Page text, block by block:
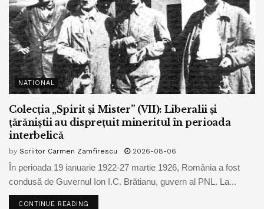
NATIONAL
Colecția „Spirit și Mister” (VII): Liberalii și
țărăniștii au disprețuit mineritul în perioada
interbelică
by Scriitor Carmen Zamfirescu 2026-08-06
În perioada 19 ianuarie 1922-27 martie 1926, România a fost
condusă de Guvernul Ion I.C. Brătianu, guvern al PNL. La...
CONTINUE READING